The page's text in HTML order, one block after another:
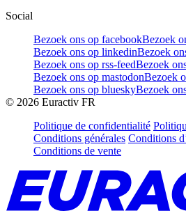
Social
Bezoek ons op facebookBezoek
Bezoek ons op linkedinBezoek
Bezoek ons op rss-feedBezoek
Bezoek ons op mastodonBezoek
Bezoek ons op blueskyBezoek
© 2026 Euractiv FR
Politique de confidentialité
Conditions générales Conditions
Conditions de vente